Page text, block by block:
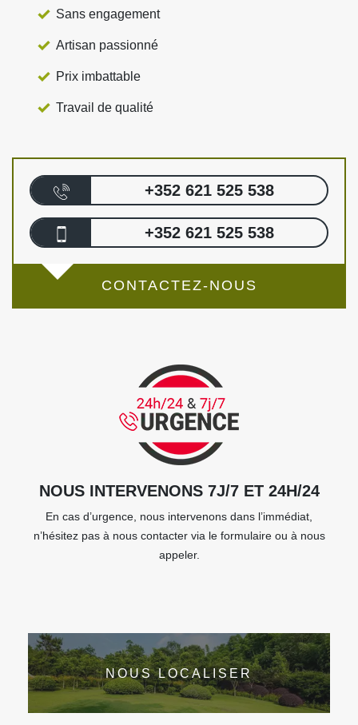
Sans engagement
Artisan passionné
Prix imbattable
Travail de qualité
+352 621 525 538
+352 621 525 538
CONTACTEZ-NOUS
NOUS INTERVENONS 7J/7 ET 24H/24
En cas d’urgence, nous intervenons dans l’immédiat,
n’hésitez pas à nous contacter via le formulaire ou à nous
appeler.
NOUS LOCALISER